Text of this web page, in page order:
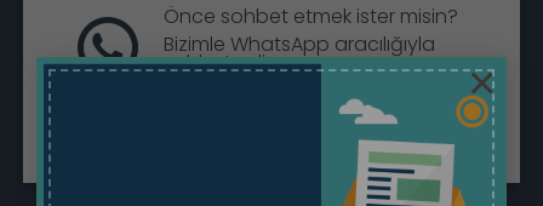
×
Önce sohbet etmek ister misin?
Bizimle WhatsApp aracılığıyla
sohbet edin.